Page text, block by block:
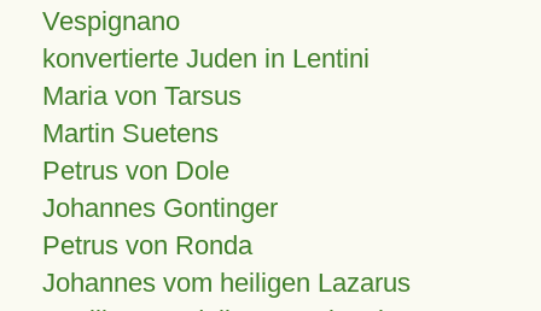
Vespignano
konvertierte Juden in Lentini
Maria von Tarsus
Martin Suetens
Petrus von Dole
Johannes Gontinger
Petrus von Ronda
Johannes vom heiligen Lazarus